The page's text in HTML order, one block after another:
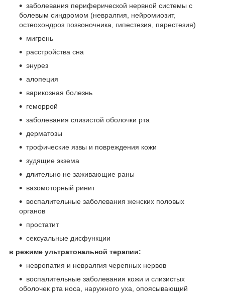
заболевания периферической нервной системы с
болевым синдромом (невралгия, нейромиозит,
остеохондроз позвоночника, гипестезия, парестезия)
мигрень
расстройства сна
энурез
алопеция
варикозная болезнь
геморрой
заболевания слизистой оболочки рта
дерматозы
трофические язвы и повреждения кожи
зудящие экзема
длительно не заживающие раны
вазомоторный ринит
воспалительные заболевания женских половых
органов
простатит
сексуальные дисфункции
в режиме ультратональной терапии:
невропатия и невралгия черепных нервов
воспалительные заболевания кожи и слизистых
оболочек рта носа, наружного уха, опоясывающий